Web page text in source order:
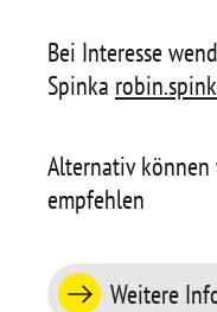
Bei Interesse
Spinka
Alternativ
empfehlen
Weitere